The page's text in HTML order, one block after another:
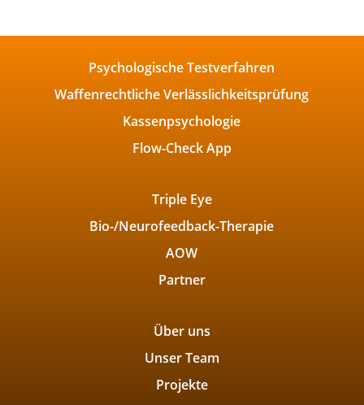
Psychologische Testverfahren
Waffenrechtliche Verlässlichkeitsprüfung
Kassenpsychologie
Flow-Check App
Triple Eye
Bio-/Neurofeedback-Therapie
AOW
Partner
Über uns
Unser Team
Projekte